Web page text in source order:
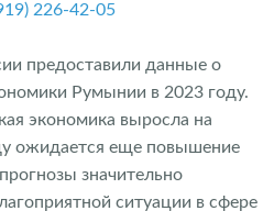
226-42-05
предоставили данные о
Румынии в 2023 году.
экономика выросла на
ожидается еще повышение
значительно
ситуации в сфере